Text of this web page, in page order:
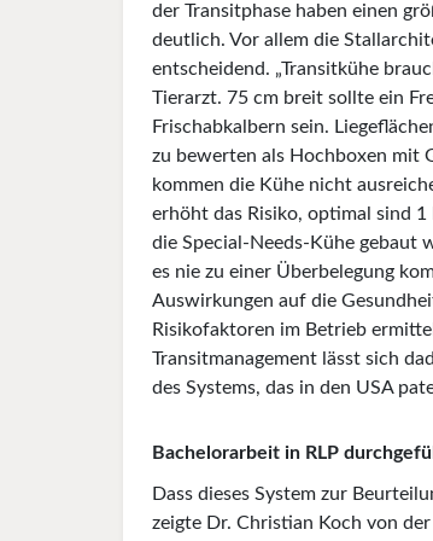
der Transitphase haben einen
deutlich. Vor allem die
entscheidend. „Transitkühe
Tierarzt. 75 cm breit sollte ein
Frischabkalbern sein.
zu bewerten als Hochboxen mit
kommen die Kühe nicht
erhöht das Risiko, optimal sind 1
die Special-Needs-Kühe gebaut
es nie zu einer Überbelegung
Auswirkungen auf die
Risikofaktoren im Betrieb
Transitmanagement lässt sich
des Systems, das in den USA
Bachelorarbeit in RLP
Dass dieses System zur
zeigte Dr. Christian Koch von